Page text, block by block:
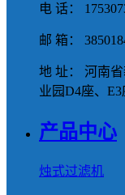
电 话：
邮 箱：
地 址： 河南
业园D4座、E3
产品中心
烛式过滤机